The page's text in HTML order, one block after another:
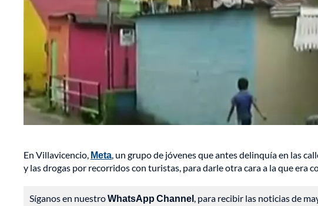
En Villavicencio, Meta, un grupo de jóvenes que antes delinquía en las
y las drogas por recorridos con turistas, para darle otra cara a la que era
Síganos en nuestroWhatsApp Channel, para recibir las noticias de